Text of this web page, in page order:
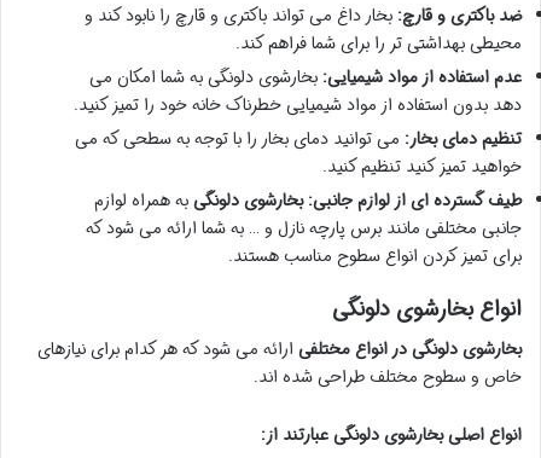
ضد باکتری و قارچ: بخار داغ می تواند باکتری و قارچ را نابود کند و
محیطی بهداشتی تر را برای شما فراهم کند.
عدم استفاده از مواد شیمیایی: بخارشوی دلونگی به شما امکان می
دهد بدون استفاده از مواد شیمیایی خطرناک خانه خود را تمیز کنید.
تنظیم دمای بخار: می توانید دمای بخار را با توجه به سطحی که می
خواهید تمیز کنید تنظیم کنید.
طیف گسترده ای از لوازم جانبی: بخارشوی دلونگیبه همراه لوازم
جانبی مختلفی مانند برس پارچه نازل و … به شما ارائه می شود که
برای تمیز کردن انواع سطوح مناسب هستند.
انواع بخارشوی دلونگی
بخارشوی دلونگی در انواع مختلفی ارائه می شود که هر کدام برای نیازهای
خاص و سطوح مختلف طراحی شده اند.
انواع اصلی بخارشوی دلونگی عبارتند از: